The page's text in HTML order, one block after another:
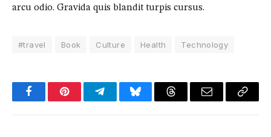
arcu odio. Gravida quis blandit turpis cursus.
#travel Book Culture Health Technology
FacebookPinterestTelegramBlueskyThreadsEmail
Copy